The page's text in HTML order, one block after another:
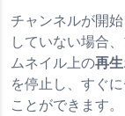
チャンネルが開
していない場合
ムネイル上の再生
を停止し、すぐ
ことができます。